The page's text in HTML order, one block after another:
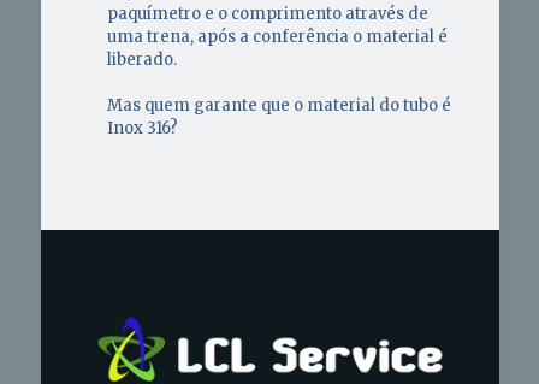
paquímetro e o comprimento através de
uma trena, após a conferência o material é
liberado.
Mas quem garante que o material do tubo é
Inox 316?